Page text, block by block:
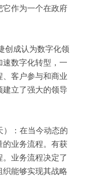
它作为一个在政府
创成认为数字化领
数字化转型，一
客户参与和商业
立了强大的领导
）：在当今动态的
的业务流程。有获
业务流程决定了
能够实现其战略